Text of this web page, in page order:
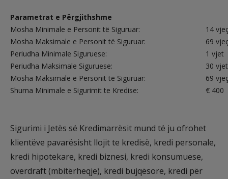
Parametrat e Përgjithshme
Mosha Minimale e Personit të Siguruar:
14
Mosha Maksimale e Personit të Siguruar:
69
Periudha Minimale Siguruese:
1 vjet
Periudha Maksimale Siguruese:
30 vjet
Mosha Maksimale e Personit të Siguruar:
69
Shuma Minimale e Sigurimit te Kredise:
€ 400
Sigurimi i Jetës së Kredimarrësit mund të ju ofrohet
klientëve pavarësisht llojit te kredisë, kredi personale,
kredi hipotekare, kredi biznesi, kredi konsumuese,
overdraft (mbitërheqje), kredi bujqësore, kredi për